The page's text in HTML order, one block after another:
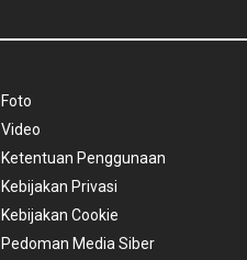
Foto
Video
Ketentuan Penggunaan
Kebijakan Privasi
Kebijakan Cookie
Pedoman Media Siber